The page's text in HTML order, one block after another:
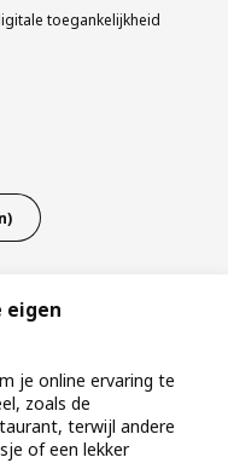
toegankelijkheid
eigen
je online ervaring te
zoals de
terwijl andere
of een lekker